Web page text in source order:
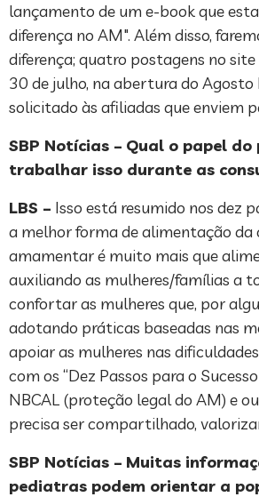
lançamento de um e-book que
diferença no AM". Além disso,
diferença; quatro postagens no
30 de julho, na abertura do
solicitado às afiliadas que enviem
SBP Notícias – Qual o papel
trabalhar isso durante as
LBS – Isso está resumido nos dez
a melhor forma de alimentação da
amamentar é muito mais que
auxiliando as mulheres/famílias a
confortar as mulheres que, por
adotando práticas baseadas nas
apoiar as mulheres nas
com os “Dez Passos para o
NBCAL (proteção legal do AM) e
precisa ser compartilhado,
SBP Notícias – Muitas
pediatras podem orientar a